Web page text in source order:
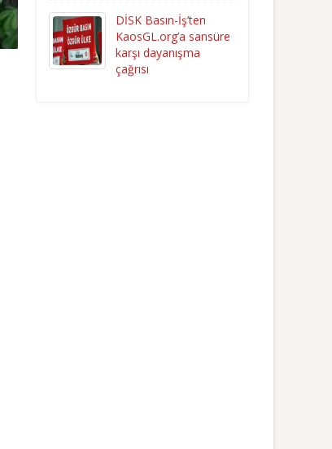
DİSK Basın-İş’ten
KaosGL.org’a sansüre
karşı dayanışma
çağrısı